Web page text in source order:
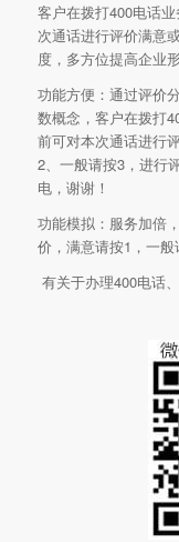
客户在拨打400电话
次通话进行评价满意
度，多方位提高企业形
功能方便：通过评价
数概念，客户在拨打
前可对本次通话进行
2、一般请按3，进行
电，谢谢！
功能模拟：服务加倍
价，满意请按1，一
有关于办理400电话